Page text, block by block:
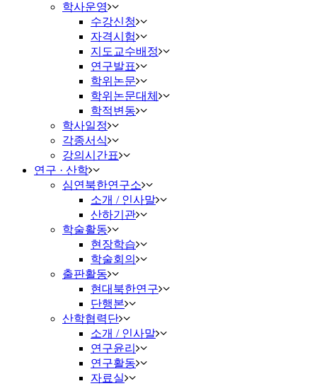
학사운영
수강신청
자격시험
지도교수배정
연구발표
학위논문
학위논문대체
학적변동
학사일정
각종서식
강의시간표
연구 · 산학
심연북한연구소
소개 / 인사말
산하기관
학술활동
현장학습
학술회의
출판활동
현대북한연구
단행본
산학협력단
소개 / 인사말
연구윤리
연구활동
자료실